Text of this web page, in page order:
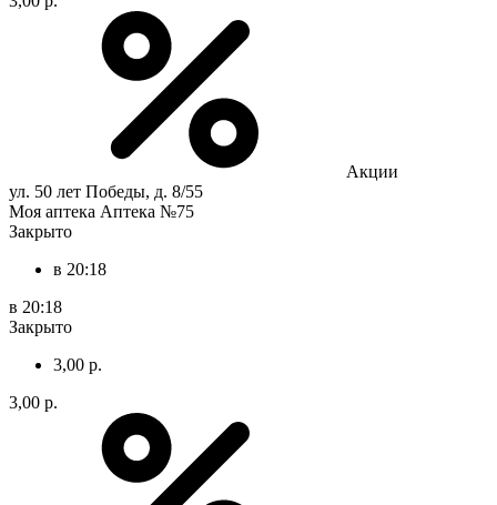
Акции
ул. 50 лет Победы, д. 8/55
Моя аптека Аптека №75
Закрыто
в 20:18
в 20:18
Закрыто
3,00 р.
3,00 р.